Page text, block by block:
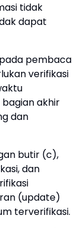
tidak
dapat
pembaca
verifikasi
akhir
dan
butir (c),
dan
(update)
terverifikasi.